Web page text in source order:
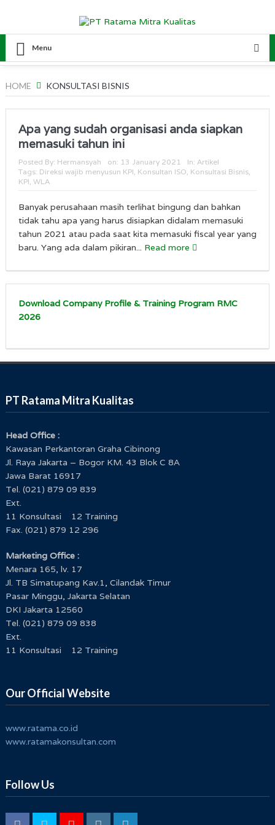
Menu
HOME KONSULTASI BISNIS
Apa yang sudah organisasi anda siapkan
memasuki tahun ini
Posted By: Hermansyah on: 13 January 2021 In: Artikel
Tags: Direksi wajib menyusun KPI Konsultan ISO Konsultasi Bisnis,
KPI WLA
Banyak perusahaan masih terlihat bingung dan bahkan
tidak tahu apa yang harus disiapkan didalam memasuki
tahun 2021 atau pada saat kita memasuki fiscal year yang
baru. Yang ada dalam pikiran... Read more
Download Company Profile & Training Program RMC
2026
PT Ratama Mitra Kualitas
Head Office :
Kawasan Perkantoran Graha Cibinong
Jl. Raya Jakarta – Bogor KM. 43 Blok C 8A
Jawa Barat 16917
Tel. (021) 879 09 839
Ext.
11 Konsultasi 12 Training
Fax. (021) 879 12 296
Marketing Office :
Menara 165, lv. 17
Jl. TB Simatupang Kav.1, Cilandak Timur
Pasar Minggu, Jakarta Selatan
DKI Jakarta 12560
Tel. (021) 879 09 838
Ext.
11 Konsultasi 12 Training
Our Official Website
www.ratama.co.id
www.ratamakonsultan.com
Follow Us